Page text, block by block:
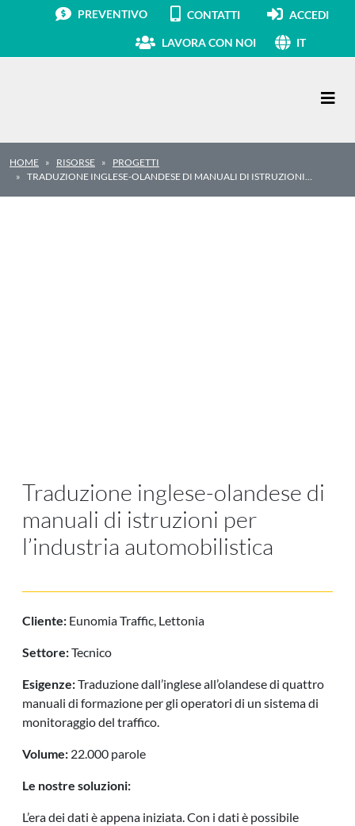
PREVENTIVO CONTATTI ACCEDI
LAVORA CON NOI IT
HOME RISORSE
PROGETTI
TRADUZIONE INGLESE-OLANDESE DI MANUALI DI ISTRUZIONI…
Traduzione inglese-olandese di
manuali di istruzioni per
l’industria automobilistica
Cliente: Eunomia Traffic, Lettonia
Settore:Tecnico
Esigenze:Traduzione dall’inglese all’olandese di quattro
manuali di formazione per gli operatori di un sistema di
monitoraggio del traffico.
Volume: 22.000 parole
Le nostre soluzioni:
L’era dei dati è appena iniziata. Con i dati è possibile